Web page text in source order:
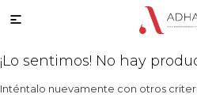

¡Lo sentimos! No hay
Inténtalo nuevamente con otros